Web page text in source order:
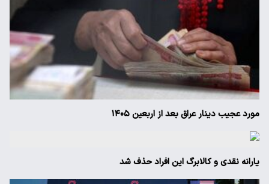
مورد عجیب دینار عراق بعد از اربعین ۱۴۰۵
یارانه نقدی و کالابرگ این افراد حذف شد